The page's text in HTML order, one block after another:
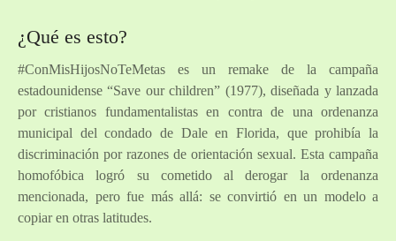
¿Qué es esto?
#ConMisHijosNoTeMetas es un remake de la campaña
estadounidense “Save our children” (1977), diseñada y lanzada
por cristianos fundamentalistas en contra de una ordenanza
municipal del condado de Dale en Florida, que prohibía la
discriminación por razones de orientación sexual. Esta campaña
homofóbica logró su cometido al derogar la ordenanza
mencionada, pero fue más allá: se convirtió en un modelo a
copiar en otras latitudes.